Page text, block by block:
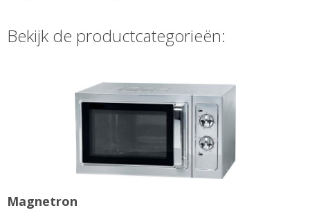
Bekijk de productcategorieën:
Magnetron